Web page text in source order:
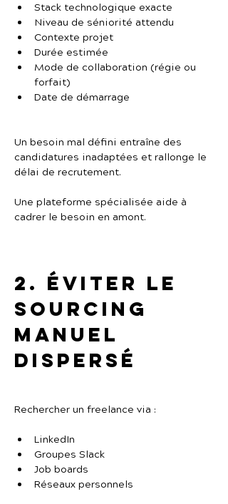
Stack technologique exacte
Niveau de séniorité attendu
Contexte projet
Durée estimée
Mode de collaboration (régie ou
forfait)
Date de démarrage
Un besoin mal défini entraîne des
candidatures inadaptées et rallonge le
délai de recrutement.
Une plateforme spécialisée aide à
cadrer le besoin en amont.
2. Éviter le
sourcing
manuel
dispersé
Rechercher un freelance via :
LinkedIn
Groupes Slack
Job boards
Réseaux personnels